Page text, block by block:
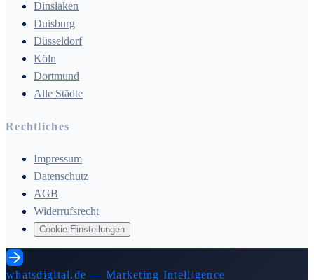
Dinslaken
Duisburg
Düsseldorf
Köln
Dortmund
Alle Städte
Rechtliches
Impressum
Datenschutz
AGB
Widerrufsrecht
Cookie-Einstellungen
whatsdigital.de — Marketing Intelligence